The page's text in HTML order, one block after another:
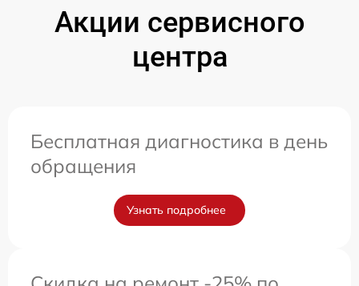
Акции сервисного
центра
Бесплатная диагностика в день
обращения
Узнать подробнее